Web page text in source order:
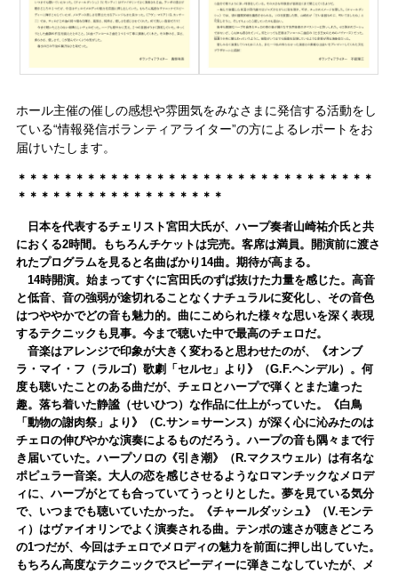
ホール主催の催しの感想や雰囲気をみなさまに発信する活動をし
ている“情報発信ボランティアライター”の方によるレポートをお
届けいたします。
＊＊＊＊＊＊＊＊＊＊＊＊＊＊＊＊＊＊＊＊＊＊＊＊＊＊＊＊＊＊＊
＊＊＊＊＊＊＊＊＊＊＊＊＊＊＊＊＊＊
日本を代表するチェリスト宮田大氏が、ハープ奏者山崎祐介氏と共
におくる2時間。もちろんチケットは完売。客席は満員。開演前に渡さ
れたプログラムを見ると名曲ばかり14曲。期待が高まる。
14時開演。始まってすぐに宮田氏のずば抜けた力量を感じた。高音
と低音、音の強弱が途切れることなくナチュラルに変化し、その音色
はつややかでどの音も魅力的。曲にこめられた様々な思いを深く表現
するテクニックも見事。今まで聴いた中で最高のチェロだ。
音楽はアレンジで印象が大きく変わると思わせたのが、《オンブ
ラ・マイ・フ（ラルゴ）歌劇「セルセ」より》（G.F.ヘンデル）。何
度も聴いたことのある曲だが、チェロとハープで弾くとまた違った
趣。落ち着いた静謐（せいひつ）な作品に仕上がっていた。《白鳥
「動物の謝肉祭」より》（C.サン＝サーンス）が深く心に沁みたのは
チェロの伸びやかな演奏によるものだろう。ハープの音も隅々まで行
き届いていた。ハープソロの《引き潮》（R.マクスウェル）は有名な
ポピュラー音楽。大人の恋を感じさせるようなロマンチックなメロデ
ィに、ハープがとても合っていてうっとりとした。夢を見ている気分
で、いつまでも聴いていたかった。《チャールダッシュ》（V.モンテ
ィ）はヴァイオリンでよく演奏される曲。テンポの速さが聴きどころ
の1つだが、今回はチェロでメロディの魅力を前面に押し出していた。
もちろん高度なテクニックでスピーディーに弾きこなしていたが、メ